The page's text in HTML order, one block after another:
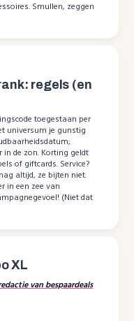
Smullen, zeggen
regels (en
toegestaan per
universum je gunstig
de zon. Korting geldt
of giftcards. Service?
altijd, ze bijten niet.
in een zee van
(Niet dat
XL
van bespaardeals